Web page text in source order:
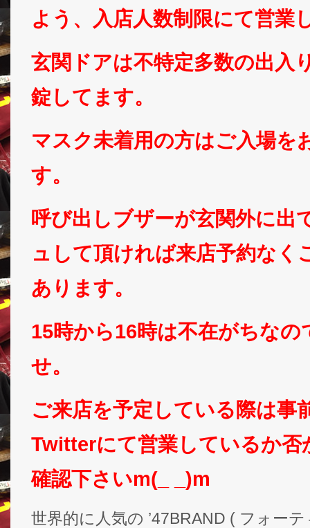
よう、入店人数制限にて営業
玄関ドアは不特定多数の出入
錠してます。
マスク未着用の方はご入場を
す。
呼び出しブザーが玄関外に出
ュして頂ければ来店予約なく
あります。
15時から16時は不在がちなの
せ。
ご来店を予定している際は事
Twitterにて営業しているか否
確認下さいm(_ _)m
世界的に人気の ’47BRAND ( フォー